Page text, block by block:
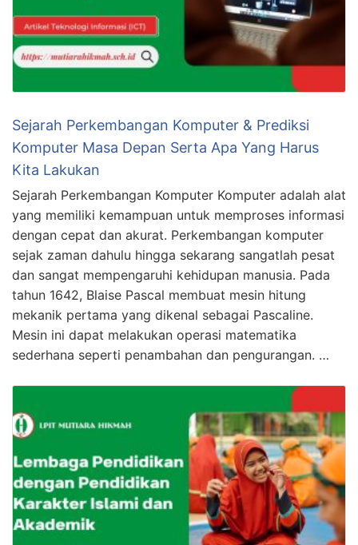
Sejarah Perkembangan Komputer & Prediksi
Komputer Masa Depan Serta Apa Yang Harus
Kita Lakukan
Sejarah Perkembangan Komputer Komputer adalah alat
yang memiliki kemampuan untuk memproses informasi
dengan cepat dan akurat. Perkembangan komputer
sejak zaman dahulu hingga sekarang sangatlah pesat
dan sangat mempengaruhi kehidupan manusia. Pada
tahun 1642, Blaise Pascal membuat mesin hitung
mekanik pertama yang dikenal sebagai Pascaline.
Mesin ini dapat melakukan operasi matematika
sederhana seperti penambahan dan pengurangan. …